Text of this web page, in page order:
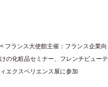
フランス大使館主催：フランス企業向
けの化粧品セミナー、フレンチビューテ
ィエクスペリエンス展に参加